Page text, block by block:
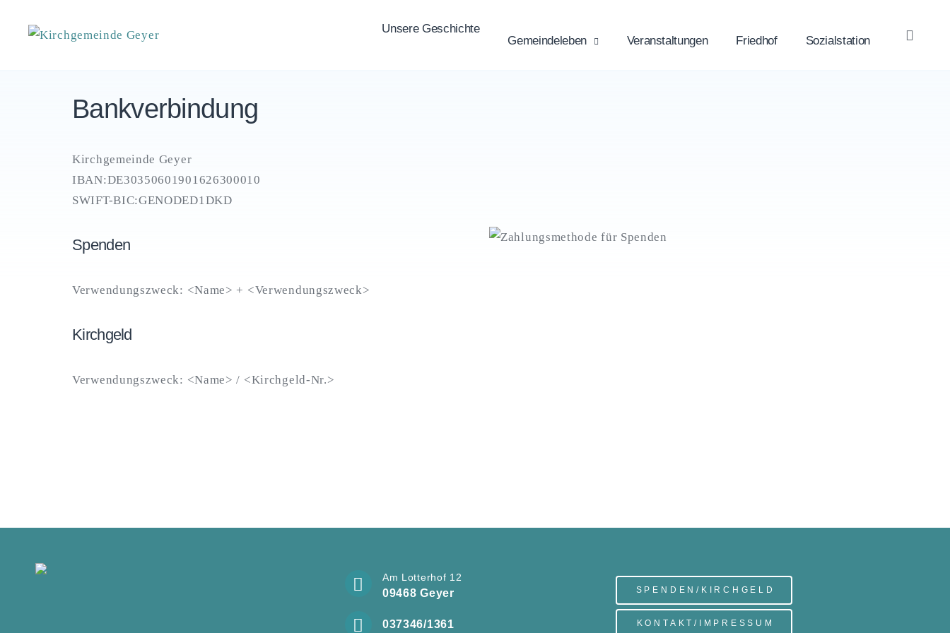
Kirchgemeinde Geyer
Unsere Geschichte
Gemeindeleben
Veranstaltungen Friedhof Sozialstation
Bankverbindung
Kirchgemeinde Geyer
IBAN:DE30350601901626300010
SWIFT-BIC:GENODED1DKD
Spenden
Verwendungszweck: <Name> + <Verwendungszweck>
Kirchgeld
Verwendungszweck: <Name> / <Kirchgeld-Nr.>
Am Lotterhof 12
09468 Geyer
037346/1361
SPENDEN/KIRCHGELD
KONTAKT/IMPRESSUM